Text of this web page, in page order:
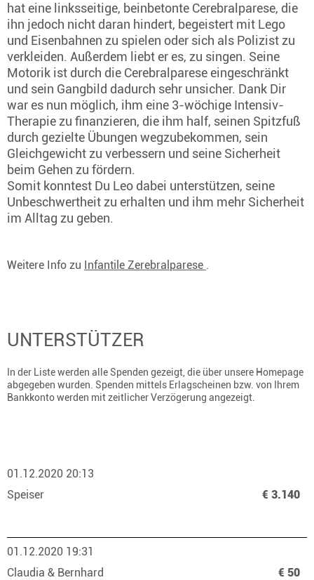
hat eine linksseitige, beinbetonte Cerebralparese, die
ihn jedoch nicht daran hindert, begeistert mit Lego
und Eisenbahnen zu spielen oder sich als Polizist zu
verkleiden. Außerdem liebt er es, zu singen. Seine
Motorik ist durch die Cerebralparese eingeschränkt
und sein Gangbild dadurch sehr unsicher. Dank Dir
war es nun möglich, ihm eine 3-wöchige Intensiv-
Therapie zu finanzieren, die ihm half, seinen Spitzfuß
durch gezielte Übungen wegzubekommen, sein
Gleichgewicht zu verbessern und seine Sicherheit
beim Gehen zu fördern.
Somit konntest Du Leo dabei unterstützen, seine
Unbeschwertheit zu erhalten und ihm mehr Sicherheit
im Alltag zu geben.
Weitere Info zu Infantile Zerebralparese .
UNTERSTÜTZER
In der Liste werden alle Spenden gezeigt, die über unsere Homepage
abgegeben wurden. Spenden mittels Erlagscheinen bzw. von Ihrem
Bankkonto werden mit zeitlicher Verzögerung angezeigt.
01.12.2020 20:13
Speiser
€ 3.140
01.12.2020 19:31
Claudia & Bernhard
€ 50